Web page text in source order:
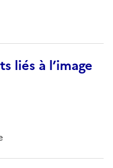
liés à l’image